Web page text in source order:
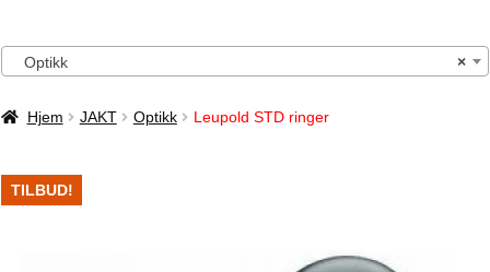
×
Optikk
Hjem JAKT Optikk Leupold STD ringer
TILBUD!